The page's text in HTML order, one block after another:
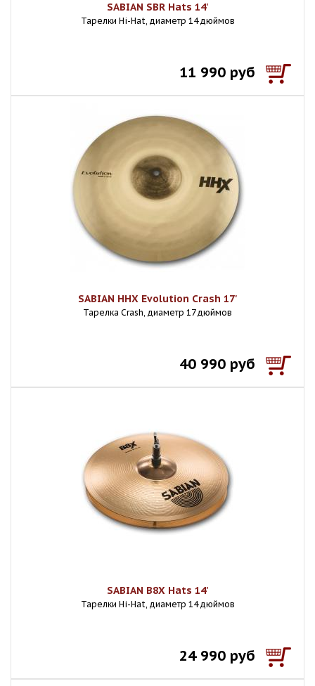
SABIAN SBR Hats 14'
Тарелки Hi-Hat, диаметр 14 дюймов
11 990 руб
SABIAN HHX Evolution Crash 17'
Тарелка Crash, диаметр 17 дюймов
40 990 руб
SABIAN B8X Hats 14'
Тарелки Hi-Hat, диаметр 14 дюймов
24 990 руб